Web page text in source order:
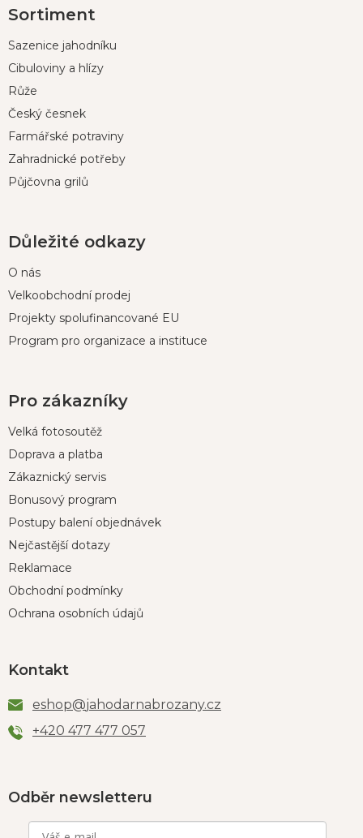
á
a
Sortiment
Sazenice jahodníku
Cibuloviny a hlízy
Růže
Český česnek
Farmářské potraviny
Zahradnické potřeby
Půjčovna grilů
Důležité odkazy
O nás
Velkoobchodní prodej
Projekty spolufinancované EU
Program pro organizace a instituce
Pro zákazníky
Velká fotosoutěž
Doprava a platba
Zákaznický servis
Bonusový program
Postupy balení objednávek
Nejčastější dotazy
Reklamace
Obchodní podmínky
Ochrana osobních údajů
Kontakt
eshop@jahodarnabrozany.cz
+420 477 477 057
Odběr newsletteru